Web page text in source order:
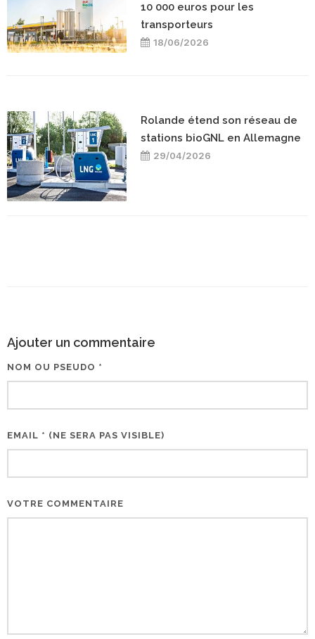
10 000 euros pour les
transporteurs
18/06/2026
Rolande étend son réseau de
stations bioGNL en Allemagne
29/04/2026
Ajouter un commentaire
NOM OU PSEUDO *
EMAIL * (NE SERA PAS VISIBLE)
VOTRE COMMENTAIRE